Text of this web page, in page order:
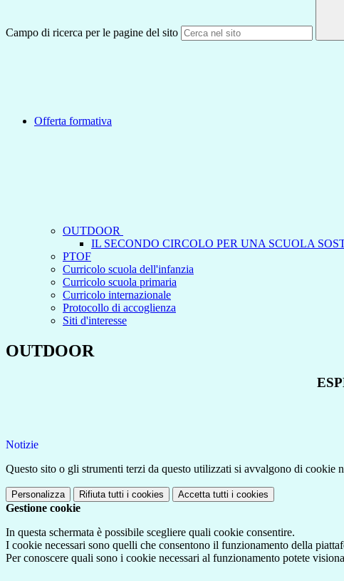
Campo di ricerca per le pagine del sito
Offerta formativa
OUTDOOR
IL SECONDO CIRCOLO PER UNA SCUOLA
PTOF
Curricolo scuola dell'infanzia
Curricolo scuola primaria
Curricolo internazionale
Protocollo di accoglienza
Siti d'interesse
OUTDOOR
Notizie
Questo sito o gli strumenti terzi da questo utilizzati si avvalgono di cookie
Personalizza Rifiuta tutti i cookies Accetta tutti i cookies
Gestione cookie
In questa schermata è possibile scegliere quali cookie consentire.
I cookie necessari sono quelli che consentono il funzionamento della
Per conoscere quali sono i cookie necessari al funzionamento potete